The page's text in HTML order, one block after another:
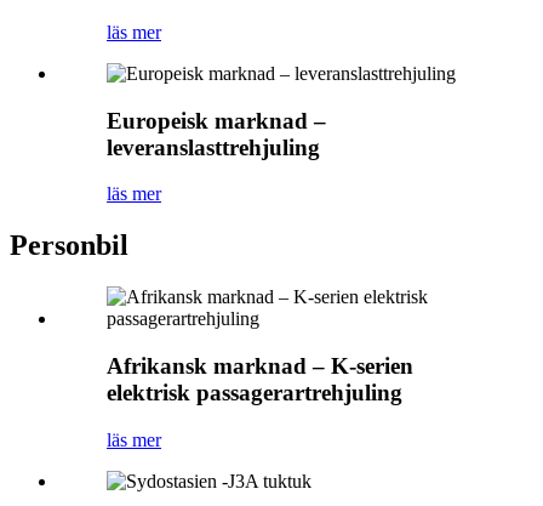
läs mer
Europeisk marknad –
leveranslasttrehjuling
läs mer
Personbil
Afrikansk marknad – K-serien
elektrisk passagerartrehjuling
läs mer